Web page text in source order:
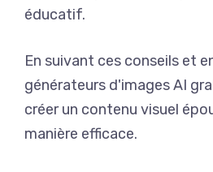
éducatif.
En suivant ces conseils et
générateurs d'images AI
créer un contenu visuel
manière efficace.